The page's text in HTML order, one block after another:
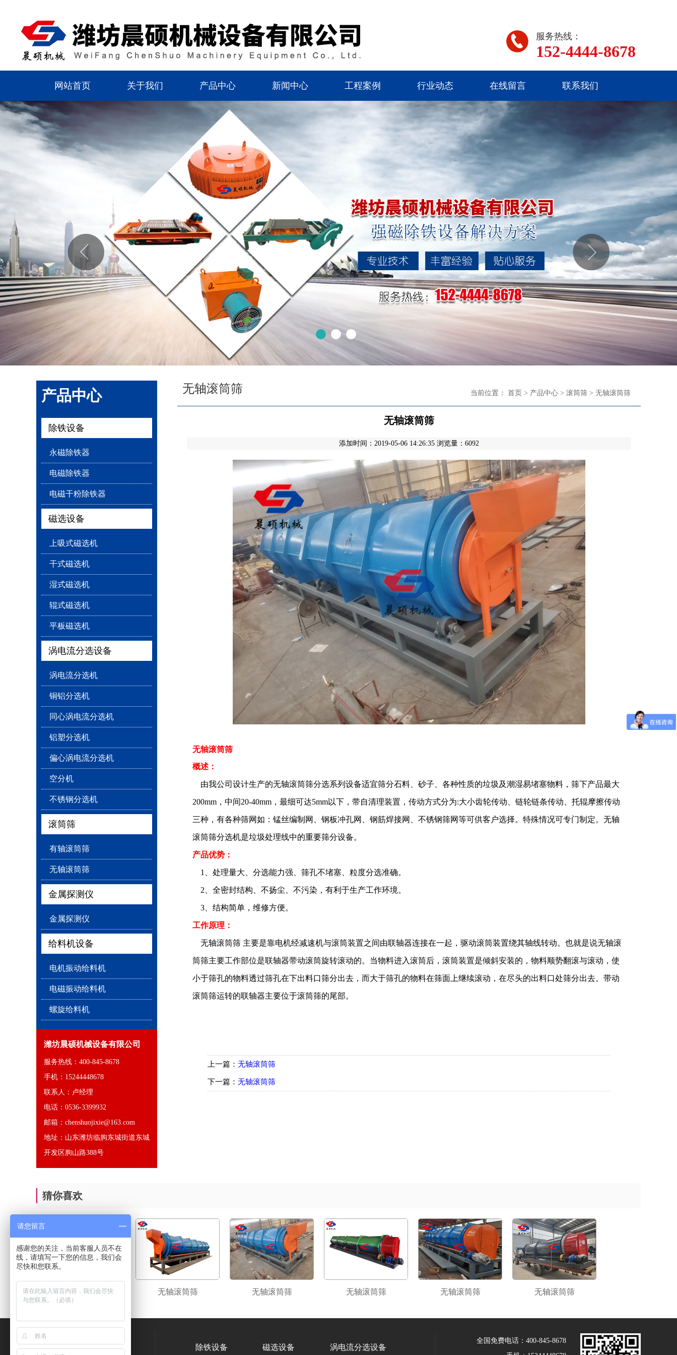
服务热线：
152-4444-8678
网站首页 关于我们 产品中心 新闻中心 工程案例 行业动态 在线留言 联系我们
产品中心
除铁设备
永磁除铁器
电磁除铁器
电磁干粉除铁器
磁选设备
上吸式磁选机
干式磁选机
湿式磁选机
辊式磁选机
平板磁选机
涡电流分选设备
涡电流分选机
铜铝分选机
同心涡电流分选机
铝塑分选机
偏心涡电流分选机
空分机
不锈钢分选机
滚筒筛
有轴滚筒筛
无轴滚筒筛
金属探测仪
金属探测仪
给料机设备
电机振动给料机
电磁振动给料机
螺旋给料机
潍坊晨硕机械设备有限公司
服务热线：400-845-8678
手机：15244448678
联系人：卢经理
电话：0536-3399932
邮箱：chenshuojixie@163.com
地址：山东潍坊临朐东城街道东城
开发区朐山路388号
无轴滚筒筛 当前位置： 首页 > 产品中心 > 滚筒筛 > 无轴滚筒筛
无轴滚筒筛
添加时间：2019-05-06 14:26:35 浏览量：6092
无轴滚筒筛
概述：
由我公司设计生产的无轴滚筒筛分选系列设备适宜筛分石料、砂子、各种性质的垃圾及潮湿易堵塞物料，筛下产品最大
200mm，中间20-40mm，最细可达5mm以下，带自清理装置，传动方式分为:大小齿轮传动、链轮链条传动、托辊摩擦传动
三种，有各种筛网如：锰丝编制网、钢板冲孔网、钢筋焊接网、不锈钢筛网等可供客户选择。特殊情况可专门制定。无轴
滚筒筛分选机是垃圾处理线中的重要筛分设备。
产品优势：
1、处理量大、分选能力强、筛孔不堵塞、粒度分选准确。
2、全密封结构、不扬尘、不污染，有利于生产工作环境。
3、结构简单，维修方便。
工作原理：
无轴滚筒筛 主要是靠电机经减速机与滚筒装置之间由联轴器连接在一起，驱动滚筒装置绕其轴线转动。也就是说无轴滚
筒筛主要工作部位是联轴器带动滚筒旋转滚动的。当物料进入滚筒后，滚筒装置是倾斜安装的，物料顺势翻滚与滚动，使
小于筛孔的物料透过筛孔在下出料口筛分出去，而大于筛孔的物料在筛面上继续滚动，在尽头的出料口处筛分出去。带动
滚筒筛运转的联轴器主要位于滚筒筛的尾部。
上一篇： 无轴滚筒筛
下一篇： 无轴滚筒筛
猜你喜欢
无轴滚筒筛 无轴滚筒筛 无轴滚筒筛 无轴滚筒筛 无轴滚筒筛 无轴滚筒筛
400-845-8678 除铁设备 磁选设备 涡电流分选设备
全国免费电话：400-845-8678
请您留言
感谢您的关注，当前客服人员不在
线，请填写一下您的信息，我们会
尽快和您联系。